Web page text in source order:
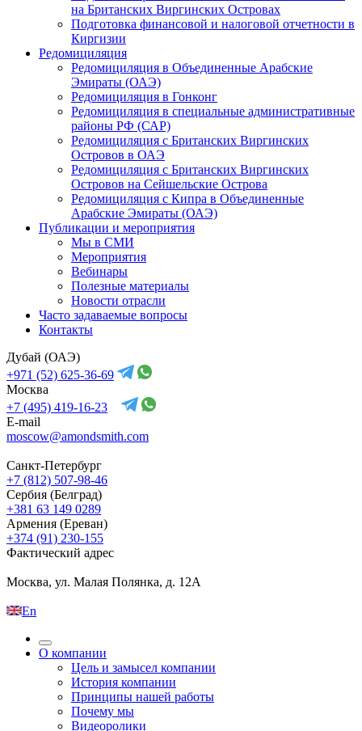
на Британских Виргинских Островах
Подготовка финансовой и налоговой отчетности в
Киргизии
Редомициляция
Редомициляция в Объединенные Арабские
Эмираты (ОАЭ)
Редомициляция в Гонконг
Редомициляция в специальные административные
районы РФ (САР)
Редомициляция с Британских Виргинских
Островов в ОАЭ
Редомициляция с Британских Виргинских
Островов на Сейшельские Острова
Редомициляция с Кипра в Объединенные
Арабские Эмираты (ОАЭ)
Публикации и мероприятия
Мы в СМИ
Мероприятия
Вебинары
Полезные материалы
Новости отрасли
Часто задаваемые вопросы
Контакты
Дубай (ОАЭ)
+971 (52) 625-36-69
Москва
+7 (495) 419-16-23
E-mail
moscow@amondsmith.com
Санкт-Петербург
+7 (812) 507-98-46
Сербия (Белград)
+381 63 149 0289
Армения (Ереван)
+374 (91) 230-155
Фактический адрес
Москва, ул. Малая Полянка, д. 12А
En
О компании
Цель и замысел компании
История компании
Принципы нашей работы
Почему мы
Видеоролики